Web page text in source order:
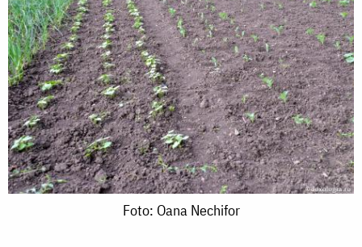
Foto: Oana Nechifor